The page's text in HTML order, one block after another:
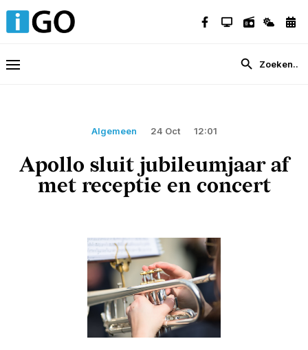
Algemeen 24 Oct 12:01
Apollo sluit jubileumjaar af
met receptie en concert